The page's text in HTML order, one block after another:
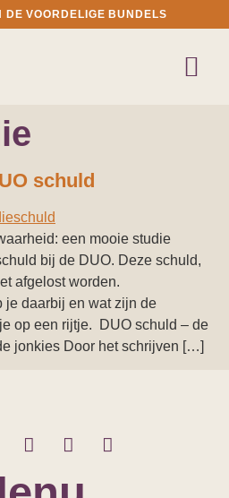
DE VOORDELIGE BUNDELS
schuld
een mooie studie
bij de DUO. Deze schuld,
afgelost worden.
je daarbij en wat zijn de
op een rijtje. DUO schuld – de
jonkies Door het schrijven […]